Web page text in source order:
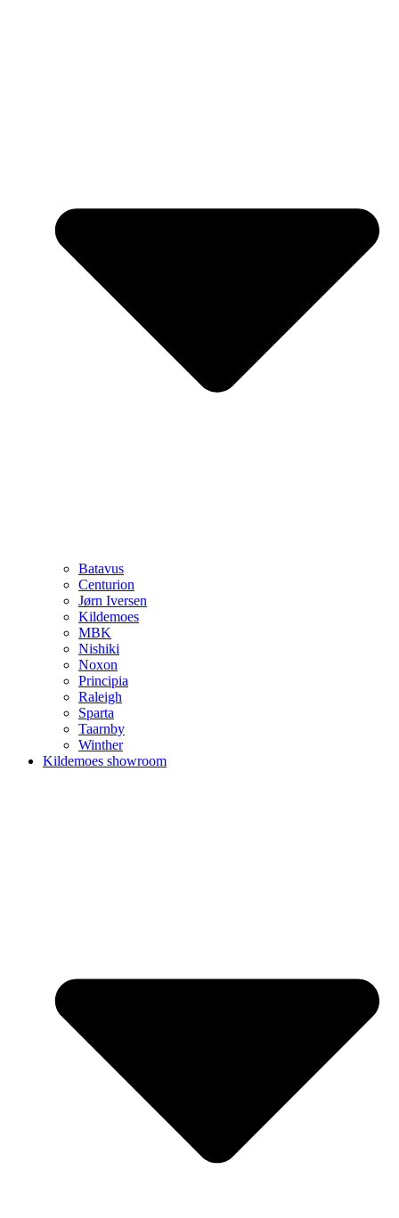
Batavus
Centurion
Jørn Iversen
Kildemoes
MBK
Nishiki
Noxon
Principia
Raleigh
Sparta
Taarnby
Winther
Kildemoes showroom